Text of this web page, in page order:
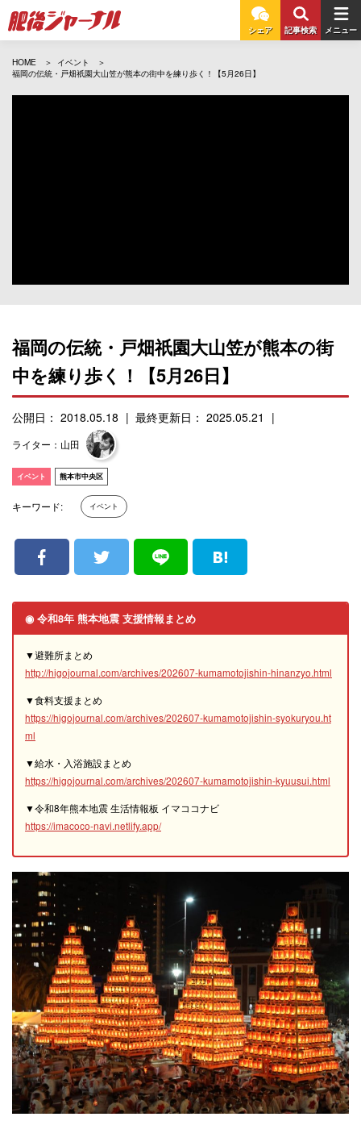
シェア 記事検索 メニュー
HOME
イベント
福岡の伝統・戸畑祇園大山笠が熊本の街中を練り歩く！【5月26日】
福岡の伝統・戸畑祇園大山笠が熊本の街
中を練り歩く！【5月26日】
公開日： 2018.05.18 最終更新日： 2025.05.21
ライター：山田
イベント 熊本市中央区
キーワード: イベント
◉ 令和8年 熊本地震 支援情報まとめ
▼避難所まとめ
http://higojournal.com/archives/202607-kumamotojishin-hinanzyo.html
▼食料支援まとめ
https://higojournal.com/archives/202607-kumamotojishin-syokuryou.ht
ml
▼給水・入浴施設まとめ
https://higojournal.com/archives/202607-kumamotojishin-kyuusui.html
▼令和8年熊本地震 生活情報板 イマココナビ
https://imacoco-navi.netlify.app/